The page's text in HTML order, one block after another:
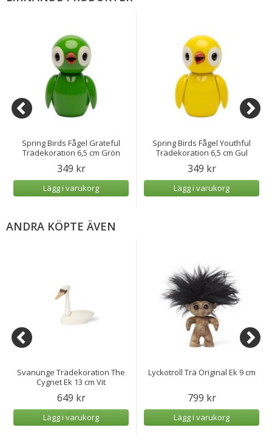
Spring Birds Fågel Grateful
Trädekoration 6,5 cm Grön
349 kr
Lägg i varukorg
Spring Birds Fågel Youthful
Trädekoration 6,5 cm Gul
349 kr
Lägg i varukorg
ANDRA KÖPTE ÄVEN
Svanunge Trädekoration The
Cygnet Ek 13 cm Vit
649 kr
Lägg i varukorg
Lyckotroll Trä Original Ek 9 cm
799 kr
Lägg i varukorg